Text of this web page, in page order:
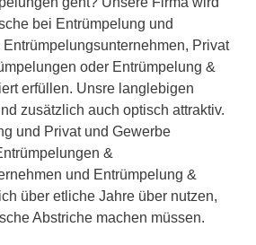
bei Entrümpelung und
Privat
oder Entrümpelung &
erfüllen. Unsre langlebigen
zusätzlich auch optisch attraktiv.
und Privat und Gewerbe
&
und Entrümpelung &
über etliche Jahre über nutzen,
Abstriche machen müssen.